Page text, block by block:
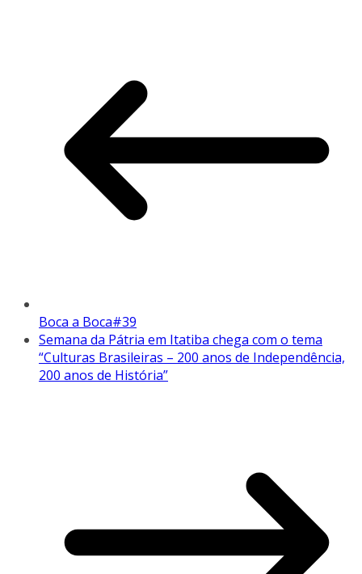
Boca a Boca#39
Semana da Pátria em Itatiba chega com o tema
“Culturas Brasileiras – 200 anos de Independência,
200 anos de História”